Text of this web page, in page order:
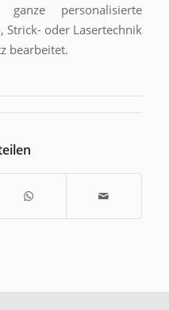
personalisierte
Strick- oder Lasertechnik
bearbeitet.